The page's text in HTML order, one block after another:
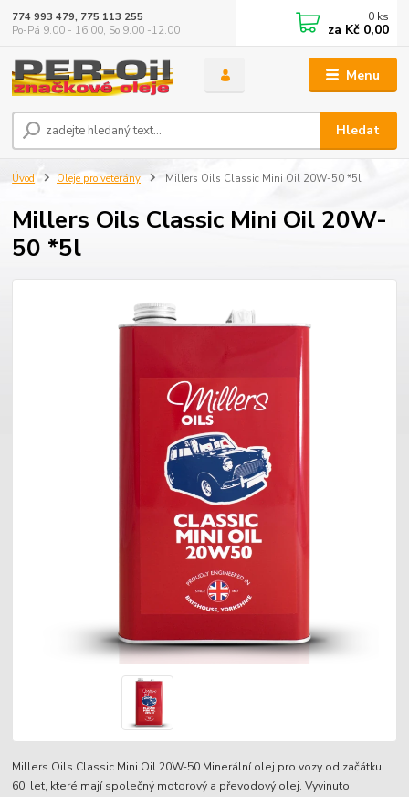
Menu
Hledat
774 993 479, 775 113 255
Po-Pá 9.00 - 16.00, So 9.00 -12.00
0 ks
za Kč 0,00
Úvod Oleje pro veterány Millers Oils Classic Mini Oil 20W-50 *5l
Millers Oils Classic Mini Oil 20W-
50 *5l
Millers Oils Classic Mini Oil 20W-50 Minerální olej pro vozy od začátku
60. let, které mají společný motorový a převodový olej. Vyvinuto